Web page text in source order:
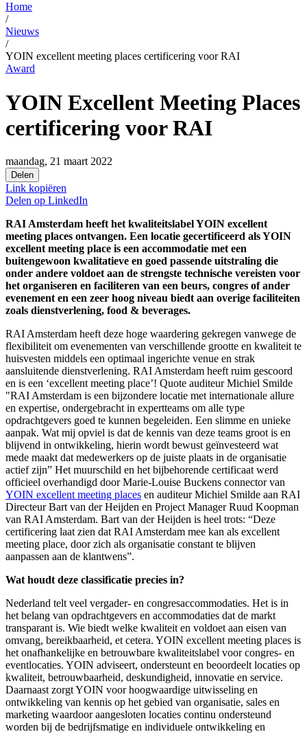
Home
/
Nieuws
/
YOIN excellent meeting places certificering voor RAI
Award
YOIN Excellent Meeting Places
certificering voor RAI
maandag, 21 maart 2022
Delen
Link kopiëren
Delen op LinkedIn
RAI Amsterdam heeft het kwaliteitslabel YOIN excellent
meeting places ontvangen. Een locatie gecertificeerd als YOIN
excellent meeting place is een accommodatie met een
buitengewoon kwalitatieve en goed passende uitstraling die
onder andere voldoet aan de strengste technische vereisten voor
het organiseren en faciliteren van een beurs, congres of ander
evenement en een zeer hoog niveau biedt aan overige faciliteiten
zoals dienstverlening, food & beverages.
RAI Amsterdam heeft deze hoge waardering gekregen vanwege de
flexibiliteit om evenementen van verschillende grootte en kwaliteit te
huisvesten middels een optimaal ingerichte venue en strak
aansluitende dienstverlening. RAI Amsterdam heeft ruim gescoord
en is een ‘excellent meeting place’! Quote auditeur Michiel Smilde
"RAI Amsterdam is een bijzondere locatie met internationale allure
en expertise, ondergebracht in expertteams om alle type
opdrachtgevers goed te kunnen begeleiden. Een slimme en unieke
aanpak. Wat mij opviel is dat de kennis van deze teams groot is en
blijvend in ontwikkeling, hierin wordt bewust geïnvesteerd wat
mede maakt dat medewerkers op de juiste plaats in de organisatie
actief zijn” Het muurschild en het bijbehorende certificaat werd
officieel overhandigd door Marie-Louise Buckens connector van
YOIN excellent meeting places en auditeur Michiel Smilde aan RAI
Directeur Bart van der Heijden en Project Manager Ruud Koopman
van RAI Amsterdam. Bart van der Heijden is heel trots: “Deze
certificering laat zien dat RAI Amsterdam mee kan als excellent
meeting place, door zich als organisatie constant te blijven
aanpassen aan de klantwens”.
Wat houdt deze classificatie precies in?
Nederland telt veel vergader- en congresaccommodaties. Het is in
het belang van opdrachtgevers en accommodaties dat de markt
transparant is. Wie biedt welke kwaliteit en voldoet aan eisen van
omvang, bereikbaarheid, et cetera. YOIN excellent meeting places is
het onafhankelijke en betrouwbare kwaliteitslabel voor congres- en
eventlocaties. YOIN adviseert, ondersteunt en beoordeelt locaties op
kwaliteit, betrouwbaarheid, deskundigheid, innovatie en service.
Daarnaast zorgt YOIN voor hoogwaardige uitwisseling en
ontwikkeling van kennis op het gebied van organisatie, sales en
marketing waardoor aangesloten locaties continu ondersteund
worden bij de bedrijfsmatige en individuele ontwikkeling en